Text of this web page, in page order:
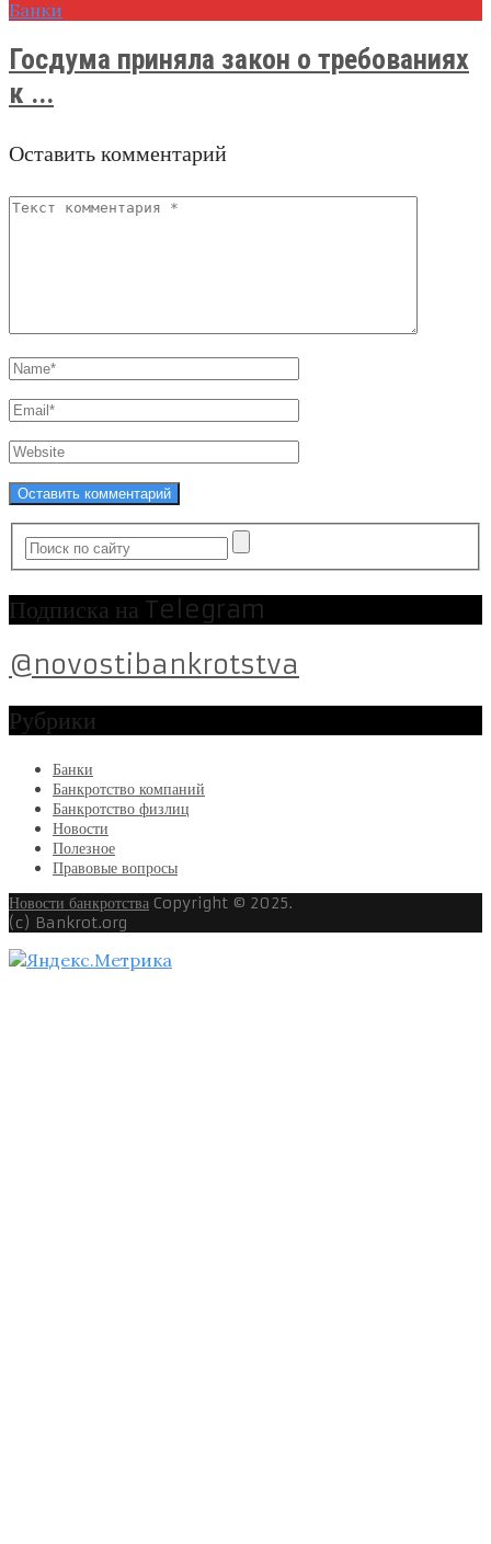
Банки
Госдума приняла закон о требованиях
к ...
Оставить комментарий
Подписка на Telegram
@novostibankrotstva
Рубрики
Банки
Банкротство компаний
Банкротство физлиц
Новости
Полезное
Правовые вопросы
Новости банкротства Copyright © 2025.
(c) Bankrot.org